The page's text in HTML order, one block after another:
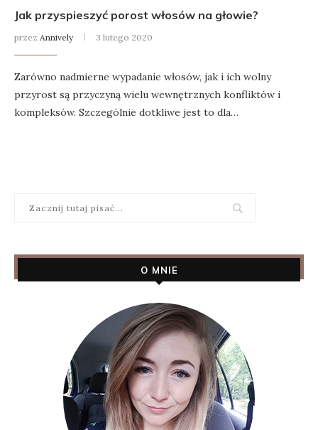
Jak przyspieszyć porost włosów na głowie?
przez Annively 3 lutego 2020
Zarówno nadmierne wypadanie włosów, jak i ich wolny
przyrost są przyczyną wielu wewnętrznych konfliktów i
kompleksów. Szczególnie dotkliwe jest to dla…
O MNIE